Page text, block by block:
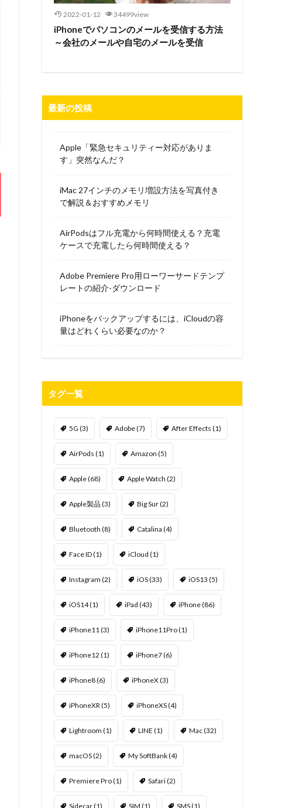
2022-01-12 34499view
iPhoneでパソコンのメールを受信する方法
～会社のメールや自宅のメールを受信
最新の投稿
Apple「緊急セキュリティー対応がありま
す」突然なんだ？
iMac 27インチのメモリ増設方法を写真付き
で解説＆おすすめメモリ
AirPodsはフル充電から何時間使える？充電
ケースで充電したら何時間使える？
Adobe Premiere Pro用ローワーサードテンプ
レートの紹介-ダウンロード
iPhoneをバックアップするには、iCloudの容
量はどれくらい必要なのか？
タグ一覧
5G (3) Adobe(7) After Effects (1)
AirPods (1) Amazon (5)
Apple(68) Apple Watch (2)
Apple製品(3) Big Sur(2)
Bluetooth (8) Catalina (4)
Face ID(1) iCloud (1)
Instagram (2) iOS(33) iOS13 (5)
iOS14(1) iPad (43) iPhone(86)
iPhone11(3) iPhone11Pro(1)
iPhone12 (1) iPhone7(6)
iPhone8(6) iPhoneX(3)
iPhoneXR(5) iPhoneXS(4)
Lightroom (1) LINE (1) Mac(32)
macOS(2) My SoftBank(4)
Premiere Pro(1) Safari(2)
Sidecar(1) SIM (1) SMS(1)